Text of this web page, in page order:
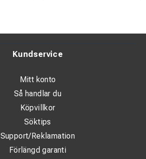
Kundservice
Mitt konto
Så handlar du
Köpvillkor
Söktips
Support/Reklamation
Förlängd garanti